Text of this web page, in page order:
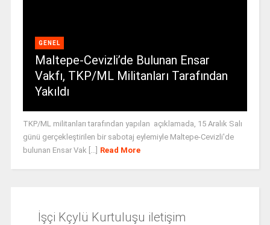
GENEL
Maltepe-Cevizli’de Bulunan Ensar
Vakfı, TKP/ML Militanları Tarafından
Yakıldı
TKP/ML militanları tarafından yapılan açıklamada, 15 Aralık Salı
günü gerçekleştirilen bir sabotaj eylemiyle Maltepe-Cevizli'de
bulunan Ensar Vak [...]
Read More
İşçi Kçylü Kurtuluşu iletişim